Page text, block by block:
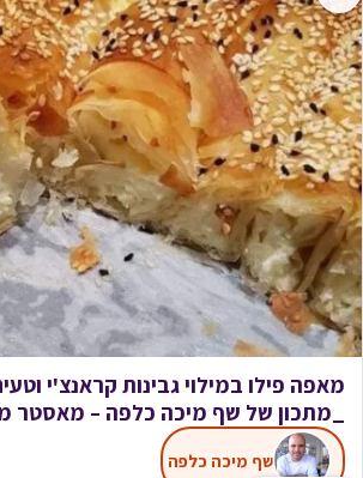
מאפה פילו במילוי גבינות קראנצ'י
_מתכון של שף מיכה כלפה – מאסטר
שף מיכה כלפה